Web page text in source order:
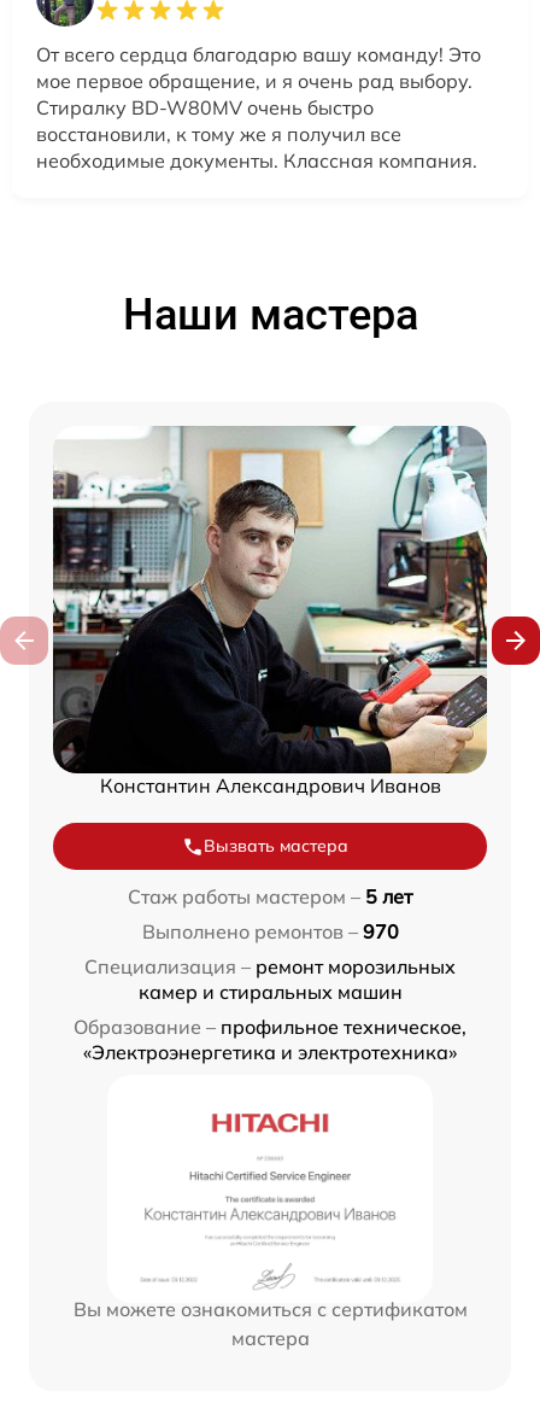
От всего сердца благодарю вашу команду! Это
мое первое обращение, и я очень рад выбору.
Стиралку BD-W80MV очень быстро
восстановили, к тому же я получил все
необходимые документы. Классная компания.
Наши мастера
Константин Александрович Иванов
Вызвать мастера
Стаж работы мастером – 5 лет
Выполнено ремонтов – 970
Специализация – ремонт морозильных
камер и стиральных машин
Образование – профильное техническое,
«Электроэнергетика и электротехника»
Вы можете ознакомиться с сертификатом
мастера